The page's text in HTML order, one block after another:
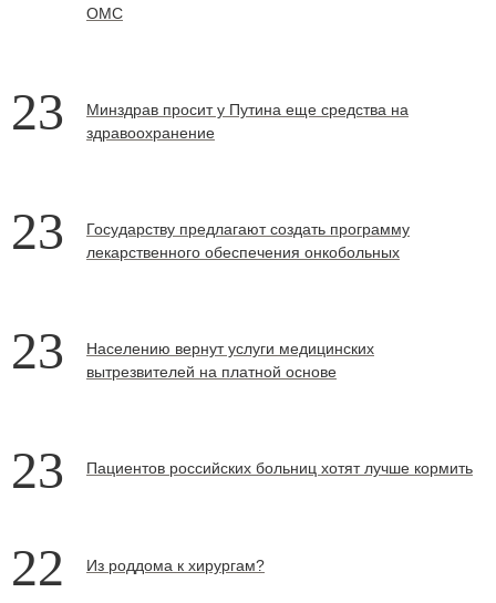
ОМС
23
Минздрав просит у Путина еще средства на
здравоохранение
23
Государству предлагают создать программу
лекарственного обеспечения онкобольных
23
Населению вернут услуги медицинских
вытрезвителей на платной основе
23 Пациентов российских больниц хотят лучше кормить
22 Из роддома к хирургам?